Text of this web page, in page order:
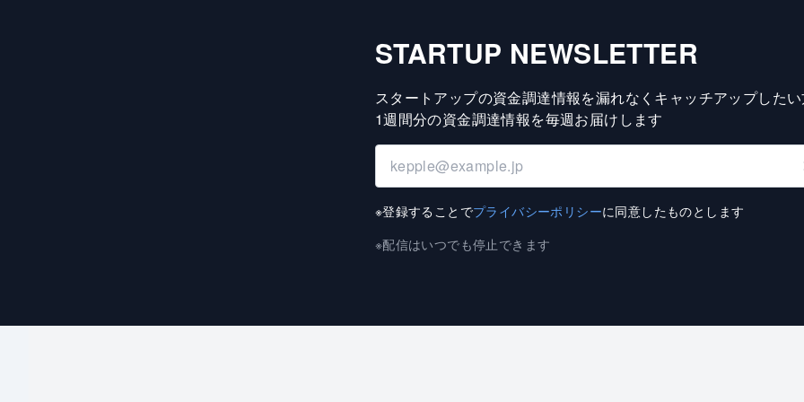
STARTUP NEWSLETTER
スタートアップの資金調達情報を漏れなくキャッチアップした
1週間分の資金調達情報を毎週お届けします
※登録することでプライバシーポリシーに同意したものとします
※配信はいつでも停止できます